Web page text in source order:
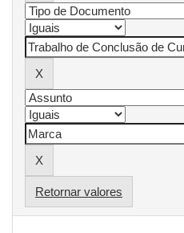
Retornar valores